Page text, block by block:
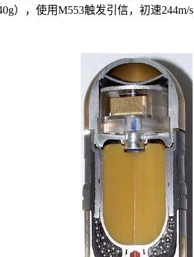
），使用M553触发引信，初速244m/